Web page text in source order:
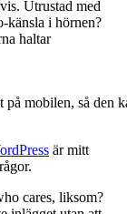
Utrustad med
känsla i hörnen?
haltar
mobilen, så den
är mitt
cares, liksom?